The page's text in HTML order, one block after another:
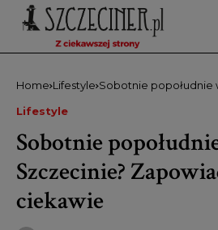
Home Lifestyle Sobotnie popołudnie
Lifestyle
Sobotnie
Szczecinie?
ciekawie